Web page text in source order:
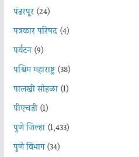
पंढरपूर(24)
पत्रकार परिषद(4)
पर्यटन(9)
पश्चिम महाराष्ट्र(38)
पालखी सोहळा(1)
पीएचडी(1)
पुणे जिल्हा(1,433)
पुणे विभाग(34)